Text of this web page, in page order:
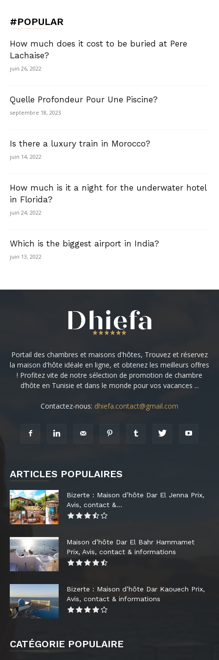
#POPULAR
How much does it cost to be buried at Pere
Lachaise?
juin 26, 2022
Quelle Profondeur Pour Une Piscine?
septembre 18, 2023
Is there a luxury train in Morocco?
juin 14, 2022
How much is it a night for the underwater hotel
in Florida?
juin 24, 2022
Which is the biggest airport in India?
juin 13, 2022
Portail des chambres et maisons d'hôtes, Trouvez et réservez
la maison d'hôte idéale en ligne, et obtenez les meilleurs offres
! Profitez vite de notre sélection de promotion de chambre
d’hôte en Tunisie et dans le monde pour vos vacances ...
Contactez-nous: dhiefa.contact@gmail.com
ARTICLES POPULAIRES
Bizerte : Maison d’hôte Dar El Jenna Prix,
Avis, contact &...
Maison d’hôte Dar El Bahr Hammamet
Prix, Avis, contact & informations
Bizerte : Maison d’hôte Dar Kaouech Prix,
Avis, contact & informations
CATÉGORIE POPULAIRE